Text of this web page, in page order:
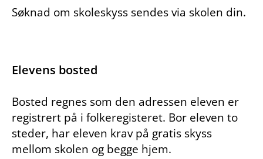
Søknad om skoleskyss sendes via skolen din.
Elevens bosted
Bosted regnes som den adressen eleven er
registrert på i folkeregisteret. Bor eleven to
steder, har eleven krav på gratis skyss
mellom skolen og begge hjem.